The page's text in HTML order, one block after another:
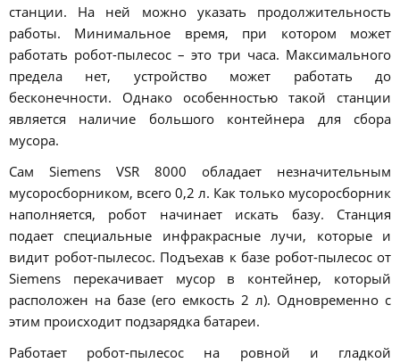
станции. На ней можно указать продолжительность
работы. Минимальное время, при котором может
работать робот-пылесос – это три часа. Максимального
предела нет, устройство может работать до
бесконечности. Однако особенностью такой станции
является наличие большого контейнера для сбора
мусора.
Сам Siemens VSR 8000 обладает незначительным
мусоросборником, всего 0,2 л. Как только мусоросборник
наполняется, робот начинает искать базу. Станция
подает специальные инфракрасные лучи, которые и
видит робот-пылесос. Подъехав к базе робот-пылесос от
Siemens перекачивает мусор в контейнер, который
расположен на базе (его емкость 2 л). Одновременно с
этим происходит подзарядка батареи.
Работает робот-пылесос на ровной и гладкой